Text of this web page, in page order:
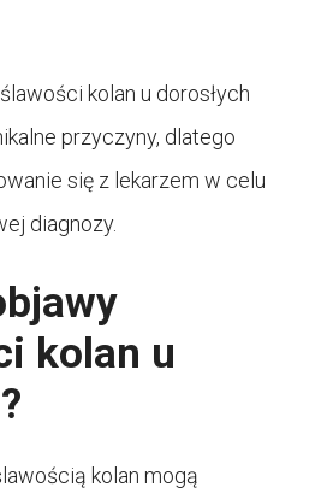
kolan u dorosłych
przyczyny, dlatego
się z lekarzem w celu
diagnozy.
kolan u
kolan mogą